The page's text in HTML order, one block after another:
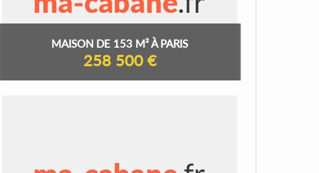
MAISON DE 153 M² À PARIS
258 500 €